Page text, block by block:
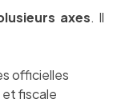
axes. Il
officielles
et fiscale